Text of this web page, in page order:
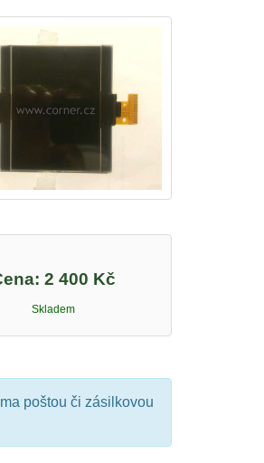
2 400 Kč
Skladem
poštou či zásilkovou